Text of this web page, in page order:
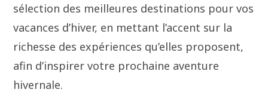
sélection des meilleures destinations pour vos
vacances d’hiver, en mettant l’accent sur la
richesse des expériences qu’elles proposent,
afin d’inspirer votre prochaine aventure
hivernale.